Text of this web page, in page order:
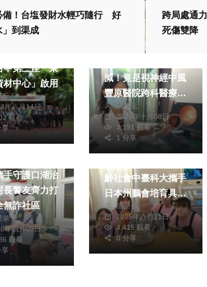
備！台塩發財水輕巧隨行 好
」到渠成
跨局處通
死傷雙降
生活
費
中第三座「東
材中心」啟用
元
年八月14日
觀看
享
減！竟是視神經中風
豐原醫院跨科醫療成
功搶救7旬翁視力！
林獻元
2025年十月08日
3,191 觀看
1 分享
手守護口湖治
警友齊力打
無詐社區
泉
年四月09日
觀看
生活 健康及醫療
齡社會中臺科大攜手
日本州鵬會培育具永
續思維的長照人才
張皓傑
2025年八月11日
4,415 觀看
0 分享